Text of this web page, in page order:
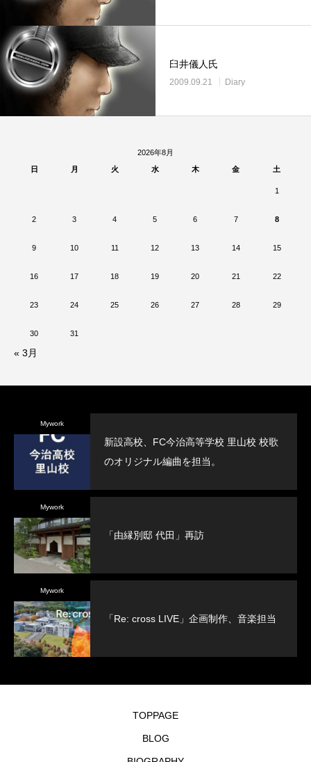
臼井儀人氏
2009.09.21 Diary
2026年8月
日
月 火 水 木 金 土
1
2 3 4 5 6 7 8
9 10 11 12 13 14 15
16 17 18 19 20 21 22
23 24 25 26 27 28 29
30 31
« 3月
Mywork
新設高校、FC今治高等学校 里山校 校歌
のオリジナル編曲を担当。
Mywork
「由縁別邸 代田」再訪
Mywork
「Re: cross LIVE」企画制作、音楽担当
TOPPAGE
BLOG